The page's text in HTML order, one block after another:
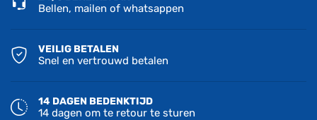
Bellen, mailen of whatsappen
VEILIG BETALEN
Snel en vertrouwd betalen
14 DAGEN BEDENKTIJD
14 dagen om te retour te sturen